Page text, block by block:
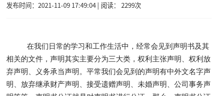
发布时间：2021-11-09 17:49:04 | 阅读： 2299次
在我们日常的学习和工作生活中，经常会见到声明书及其
相关的文件，声明其实主要分为三大类，权利主张声明、权利放
弃声明、义务承当声明。平常我们会见到的声明有中外文名字声
明、放弃继承财产声明、接受遗赠声明、未婚声明、公司事务声